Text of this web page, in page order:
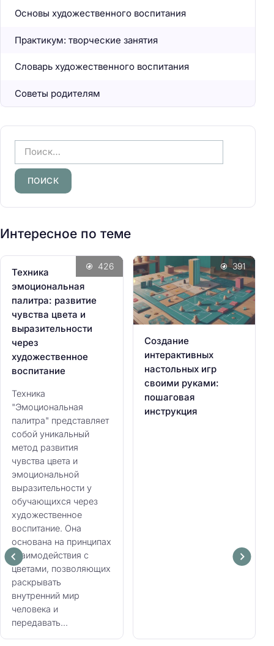
Основы художественного воспитания
Практикум: творческие занятия
Словарь художественного воспитания
Советы родителям
а
й
т
и
Интересное по теме
Техника
эмоциональная
палитра: развитие
чувства цвета и
выразительности
через
художественное
воспитание
Техника
"Эмоциональная
палитра" представляет
собой уникальный
метод развития
чувства цвета и
эмоциональной
выразительности у
обучающихся через
художественное
воспитание. Она
основана на принципах
взаимодействия с
цветами, позволяющих
раскрывать
внутренний мир
человека и
передавать...
426
Создание
интерактивных
настольных игр
своими руками:
пошаговая
инструкция
391